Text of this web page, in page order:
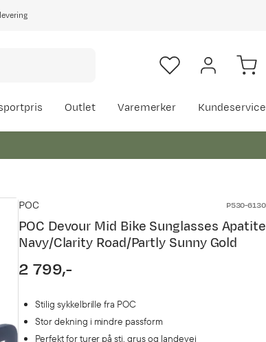
Outlet Varemerker Kundeservice
POC P530-6130
POC Devour Mid Bike Sunglasses Apatite
Navy/Clarity Road/Partly Sunny Gold
price
2 799,-
Stilig sykkelbrille fra POC
Stor dekning i mindre passform
Perfekt for turer på sti, grus og landevei